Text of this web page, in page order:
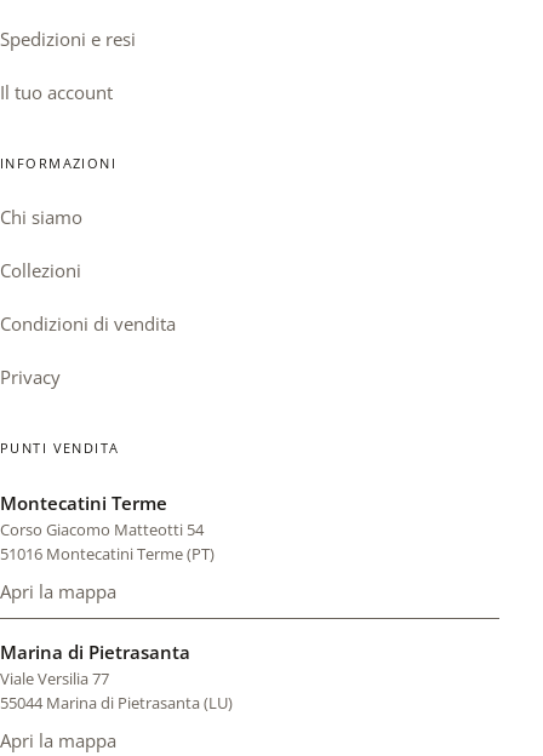
Spedizioni e resi
Il tuo account
INFORMAZIONI
Chi siamo
Collezioni
Condizioni di vendita
Privacy
PUNTI VENDITA
Montecatini Terme
Corso Giacomo Matteotti 54
51016 Montecatini Terme (PT)
Apri la mappa
di Montecatini Terme (si apre in una scheda nuova)
Marina di Pietrasanta
Viale Versilia 77
55044 Marina di Pietrasanta (LU)
Apri la mappa